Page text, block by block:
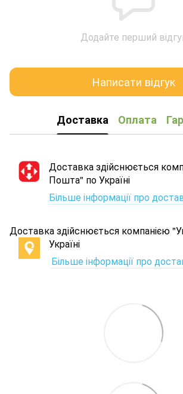
Додайте перший
Написати відгук
Доставка Оплата
Доставка здійснюється
Пошта" по Україні
Більше інформації про
Доставка здійснюється компанією
Україні
Більше інформації про